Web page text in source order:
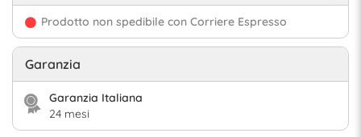
Prodotto non spedibile con Corriere Espresso
Garanzia
Garanzia Italiana
24 mesi